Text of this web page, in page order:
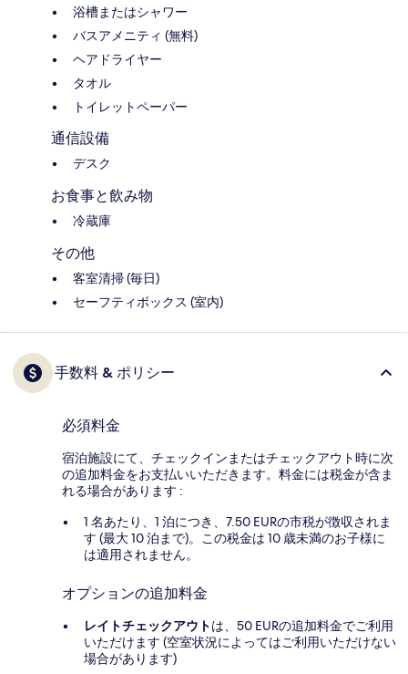
浴槽またはシャワー
バスアメニティ (無料)
ヘアドライヤー
タオル
トイレットペーパー
通信設備
デスク
お食事と飲み物
冷蔵庫
その他
客室清掃 (毎日)
セーフティボックス (室内)
手数料 & ポリシー
必須料金
宿泊施設にて、チェックインまたはチェックアウト時に次
の追加料金をお支払いいただきます。料金には税金が含ま
れる場合があります :
1 名あたり、1 泊につき、7.50 EURの市税が徴収されま
す (最大 10 泊まで)。この税金は 10 歳未満のお子様に
は適用されません。
オプションの追加料金
レイトチェックアウトは、50 EURの追加料金でご利用
いただけます (空室状況によってはご利用いただけない
場合があります)